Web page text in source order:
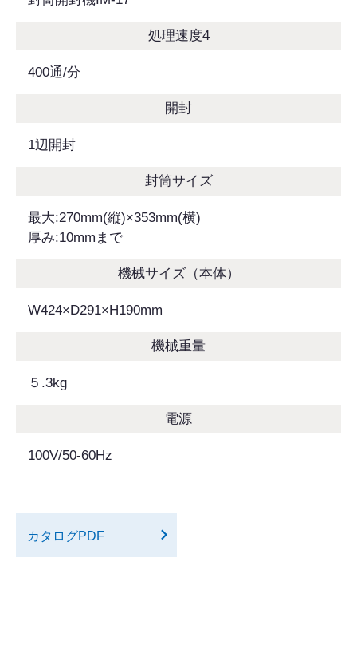
処理速度4
400通/分
開封
1辺開封
封筒サイズ
最大:270mm(縦)×353mm(横)
厚み:10mmまで
機械サイズ（本体）
W424×D291×H190mm
機械重量
５.3kg
電源
100V/50-60Hz
カタログPDF